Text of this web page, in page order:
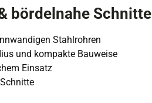
bördelnahe Schnitte
Stahlrohren
und kompakte Bauweise
Einsatz